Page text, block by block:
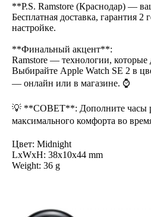
**P.S. Ramstore (Краснодар) —
Бесплатная доставка, гарантия 2
настройке.
**Финальный акцент**:
Ramstore — технологии,
Выбирайте Apple Watch SE 2 в
— онлайн или в магазине. ⌚
💡 **СОВЕТ**: Дополните часы
максимального комфорта во
Цвет: Midnight
LxWxH: 38x10x44 mm
Weight: 36 g